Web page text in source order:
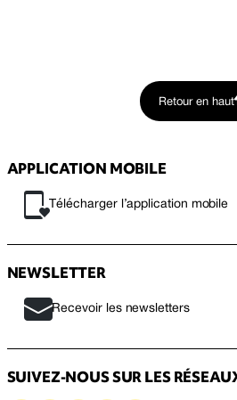
Retour en haut
APPLICATION MOBILE
Télécharger l’application mobile
NEWSLETTER
Recevoir les newsletters
SUIVEZ-NOUS SUR LES